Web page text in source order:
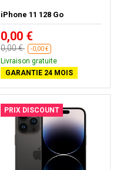
iPhone 11 128 Go
0,00 €
0,00 € -0,00 €
Livraison gratuite
GARANTIE 24 MOIS
PRIX DISCOUNT